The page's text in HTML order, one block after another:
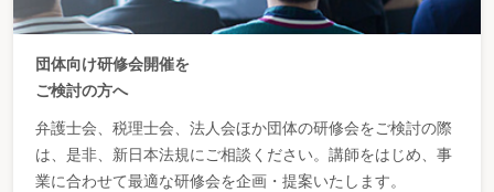
団体向け研修会開催を
ご検討の方へ
弁護士会、税理士会、法人会ほか団体の研修会をご検討の際
は、是非、新日本法規にご相談ください。講師をはじめ、事
業に合わせて最適な研修会を企画・提案いたします。